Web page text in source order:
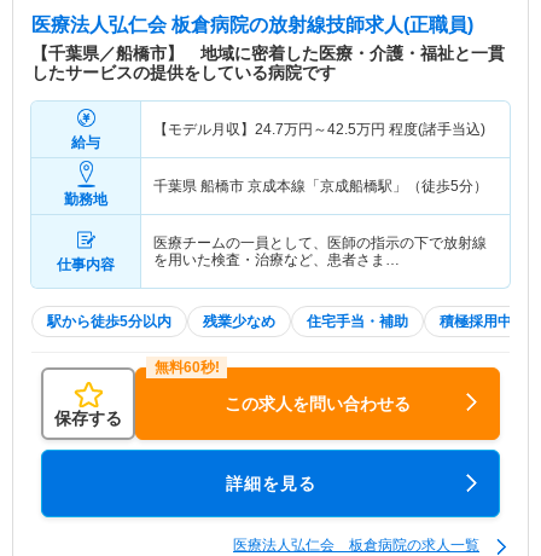
医療法人弘仁会 板倉病院の放射線技師求人(正職員)
【千葉県／船橋市】 地域に密着した医療・介護・福祉と一貫
したサービスの提供をしている病院です
給与
【モデル月収】 24.7万円～42.5万円 程度(諸手当込)
勤務地
千葉県 船橋市 京成本線「京成船橋駅」（徒歩5分）
仕事内容
医療チームの一員として、医師の指示の下で放射線
を用いた検査・治療など、患者さま…
駅から徒歩5分以内 残業少なめ 住宅手当・補助 積極採用中
保存する
この求人を問い合わせる
詳細を見る
医療法人弘仁会 板倉病院の求人一覧